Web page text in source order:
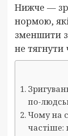
Нижче —
нормою,
зменшити
не тягнути
по-
Чому на
частіше: